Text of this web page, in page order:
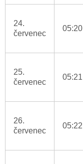
24.
červenec
05:20
25.
červenec
05:21
26.
červenec
05:22